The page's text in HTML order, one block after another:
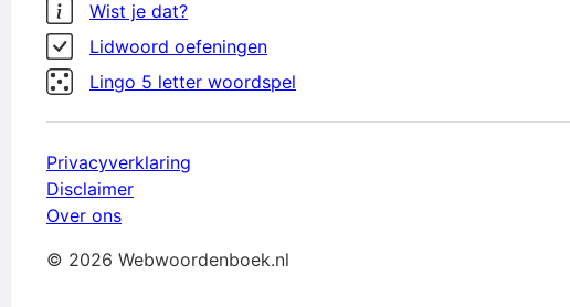
Wist je dat?
Lidwoord oefeningen
Lingo 5 letter woordspel
Privacyverklaring
Disclaimer
Over ons
© 2026 Webwoordenboek.nl